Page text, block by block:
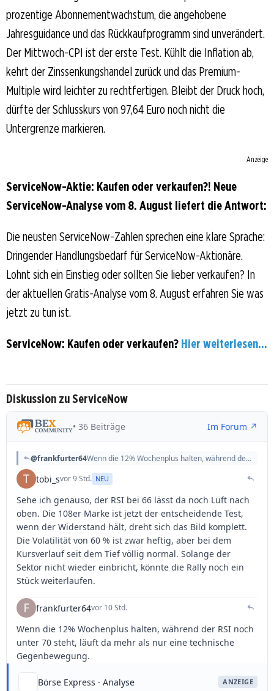
prozentige Abonnementwachstum, die angehobene
Jahresguidance und das Rückkaufprogramm sind unverändert.
Der Mittwoch-CPI ist der erste Test. Kühlt die Inflation ab,
kehrt der Zinssenkungshandel zurück und das Premium-
Multiple wird leichter zu rechtfertigen. Bleibt der Druck hoch,
dürfte der Schlusskurs von 97,64 Euro noch nicht die
Untergrenze markieren.
Anzeige
ServiceNow-Aktie: Kaufen oder verkaufen?! Neue
ServiceNow-Analyse vom 8. August liefert die Antwort:
Die neusten ServiceNow-Zahlen sprechen eine klare Sprache:
Dringender Handlungsbedarf für ServiceNow-Aktionäre.
Lohnt sich ein Einstieg oder sollten Sie lieber verkaufen? In
der aktuellen Gratis-Analyse vom 8. August erfahren Sie was
jetzt zu tun ist.
ServiceNow: Kaufen oder verkaufen? Hier weiterlesen...
Diskussion zu ServiceNow